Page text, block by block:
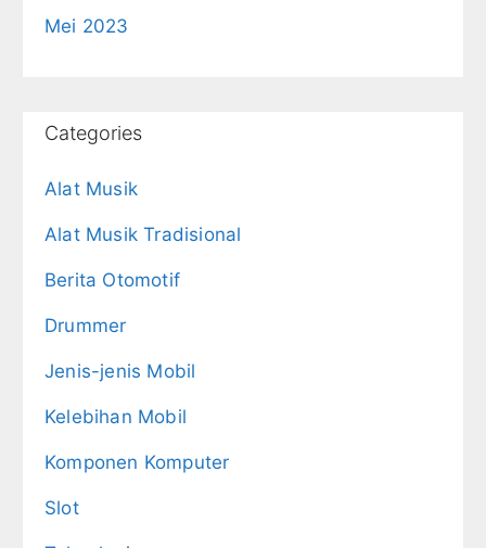
Mei 2023
Categories
Alat Musik
Alat Musik Tradisional
Berita Otomotif
Drummer
Jenis-jenis Mobil
Kelebihan Mobil
Komponen Komputer
Slot